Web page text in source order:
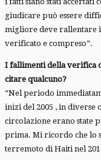
giudicare può essere
migliore deve rallentare
verificato e compreso”.
I fallimenti della verifica
citare qualcuno?
“Nel periodo
inizi del 2005 , in diverse
circolazione erano state
prima. Mi ricordo che lo
terremoto di Haiti nel